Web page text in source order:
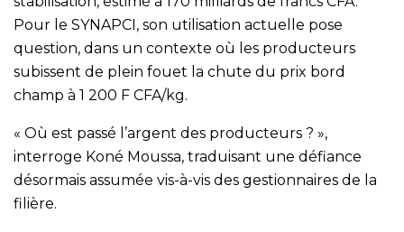
Pour le SYNAPCI, son utilisation actuelle pose
question, dans un contexte où les producteurs
subissent de plein fouet la chute du prix bord
champ à 1 200 F CFA/kg.
« Où est passé l’argent des producteurs ? »,
interroge Koné Moussa, traduisant une défiance
désormais assumée vis-à-vis des gestionnaires de la
filière.